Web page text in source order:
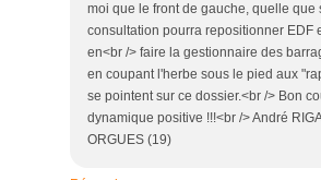
moi que le front de gauche, quelle que
consultation pourra repositionner EDF
en<br /> faire la gestionnaire des
en coupant l'herbe sous le pied aux
se pointent sur ce dossier.<br /> Bon
dynamique positive !!!<br /> André
ORGUES (19)